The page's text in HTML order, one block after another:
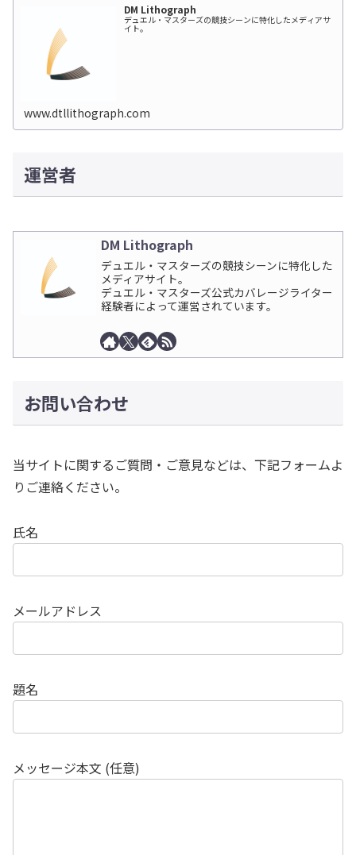
DM Lithograph
デュエル・マスターズの競技シーンに特化したメディアサ
イト。
www.dtllithograph.com
運営者
DM Lithograph
デュエル・マスターズの競技シーンに特化した
メディアサイト。
デュエル・マスターズ公式カバレージライター
経験者によって運営されています。
お問い合わせ
当サイトに関するご質問・ご意見などは、下記フォームよ
りご連絡ください。
氏名
メールアドレス
題名
メッセージ本文 (任意)